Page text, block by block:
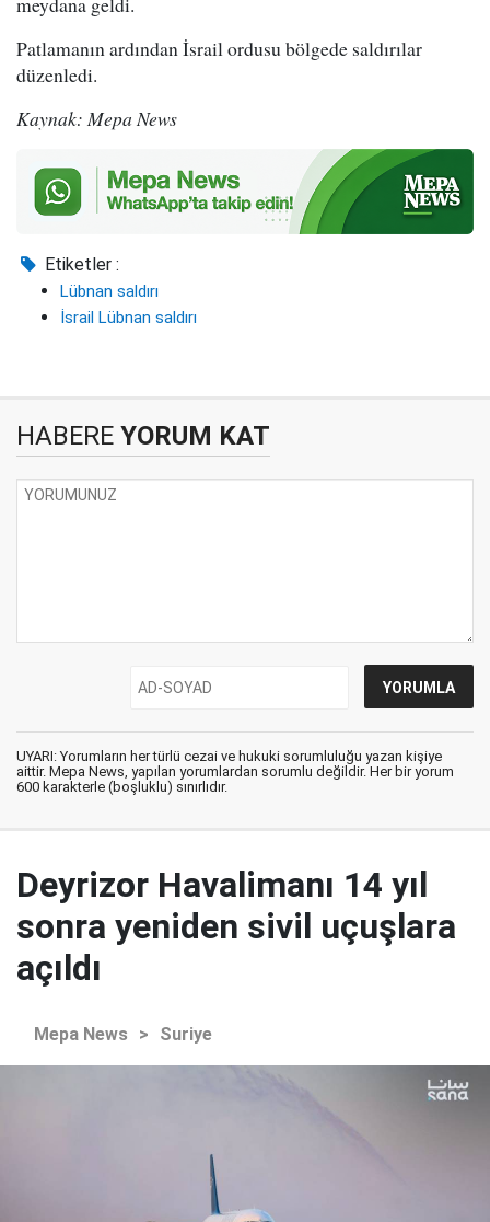
Patlamanın ardından İsrail ordusu bölgede saldırılar
düzenledi.
Kaynak: Mepa News
Etiketler :
Lübnan saldırı
İsrail Lübnan saldırı
HABERE YORUM KAT
UYARI: Yorumların her türlü cezai ve hukuki sorumluluğu yazan kişiye
aittir. Mepa News, yapılan yorumlardan sorumlu değildir. Her bir yorum
600 karakterle (boşluklu) sınırlıdır.
Deyrizor Havalimanı 14 yıl
sonra yeniden sivil uçuşlara
açıldı
Mepa News > Suriye